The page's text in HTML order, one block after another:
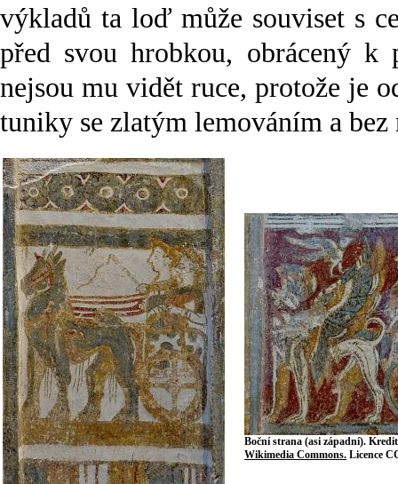
výkladů ta loď může souviset s
před svou hrobkou, obrácený k
nejsou mu vidět ruce, protože je
tuniky se zlatým lemováním a
Boční strana (asi západní).
Wikimedia Commons. Licence